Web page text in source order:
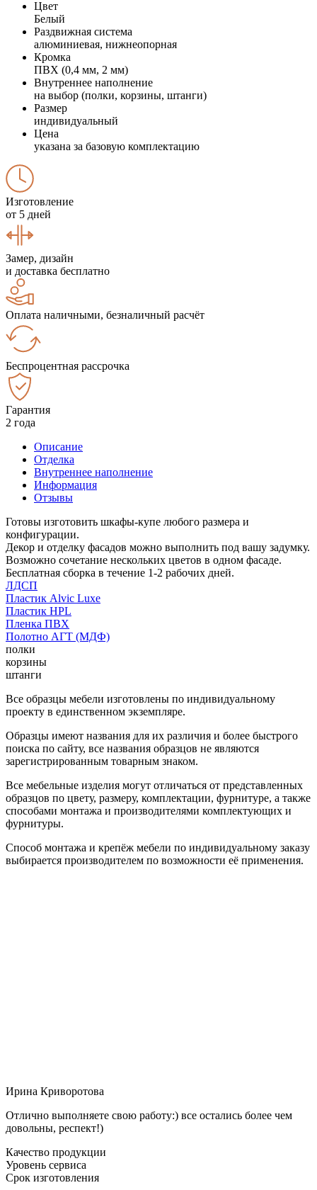
Цвет
Белый
Раздвижная система
алюминиевая, нижнеопорная
Кромка
ПВХ (0,4 мм, 2 мм)
Внутреннее наполнение
на выбор (полки, корзины, штанги)
Размер
индивидуальный
Цена
указана за базовую комплектацию
Изготовление
от 5 дней
Замер, дизайн
и доставка бесплатно
Оплата наличными, безналичный расчёт
Беспроцентная рассрочка
Гарантия
2 года
Описание
Отделка
Внутреннее наполнение
Информация
Отзывы
Готовы изготовить шкафы-купе любого размера и
конфигурации.
Декор и отделку фасадов можно выполнить под вашу задумку.
Возможно сочетание нескольких цветов в одном фасаде.
Бесплатная сборка в течение 1-2 рабочих дней.
ЛДСП
Пластик Alvic Luxe
Пластик HPL
Пленка ПВХ
Полотно АГТ (МДФ)
полки
корзины
штанги
Все образцы мебели изготовлены по индивидуальному
проекту в единственном экземпляре.
Образцы имеют названия для их различия и более быстрого
поиска по сайту, все названия образцов не являются
зарегистрированным товарным знаком.
Все мебельные изделия могут отличаться от представленных
образцов по цвету, размеру, комплектации, фурнитуре, а также
способами монтажа и производителями комплектующих и
фурнитуры.
Способ монтажа и крепёж мебели по индивидуальному заказу
выбирается производителем по возможности её применения.
Ирина Криворотова
Отлично выполняете свою работу:) все остались более чем
довольны, респект!)
Качество продукции
Уровень сервиса
Срок изготовления